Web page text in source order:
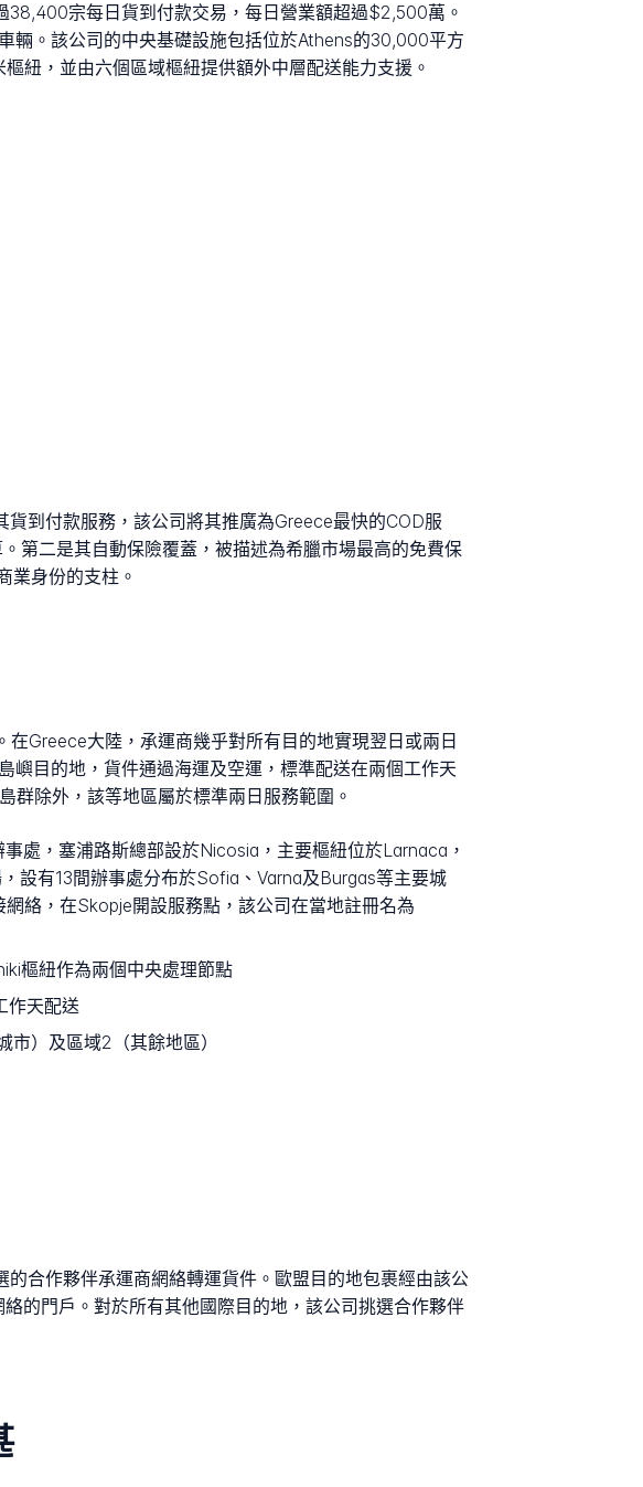
宗每日貨到付款交易，每日營業額超過$2,500萬。
輛。該公司的中央基礎設施包括位於Athens的30,000平方
紐，並由六個區域樞紐提供額外中層配送能力支援。
到付款服務，該公司將其推廣為Greece最快的COD服
第二是其自動保險覆蓋，被描述為希臘市場最高的免費保
業身份的支柱。
Greece大陸，承運商幾乎對所有目的地實現翌日或兩日
嶼目的地，貨件通過海運及空運，標準配送在兩個工作天
群除外，該等地區屬於標準兩日服務範圍。
處，塞浦路斯總部設於Nicosia，主要樞紐位於Larnaca，
設有13間辦事處分布於Sofia、Varna及Burgas等主要城
絡，在Skopje開設服務點，該公司在當地註冊名為
樞紐作為兩個中央處理節點
作天配送
）及區域2（其餘地區）
合作夥伴承運商網絡轉運貨件。歐盟目的地包裹經由該公
的門戶。對於所有其他國際目的地，該公司挑選合作夥伴